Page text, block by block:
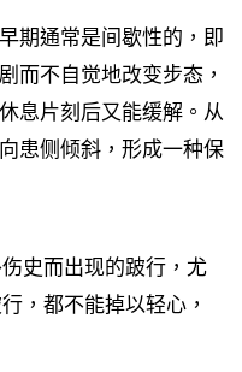
期通常是间歇性的，即
而不自觉地改变步态，
息片刻后又能缓解。从
患侧倾斜，形成一种保
史而出现的跛行，尤
，都不能掉以轻心，